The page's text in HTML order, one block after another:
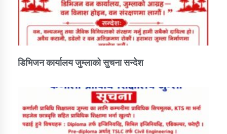
डिभिजन कार्यालय जुम्लाको सुचना सन्देश